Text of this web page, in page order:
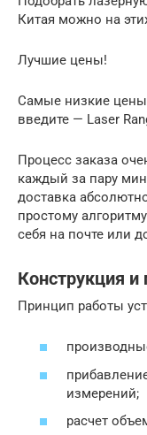
Китая можно на
Лучшие цены!
Самые низкие
введите — Laser
Процесс заказа
каждый за пару
доставка
простому
себя на почте или
Конструкция
Принцип работы
измерений;
расчет